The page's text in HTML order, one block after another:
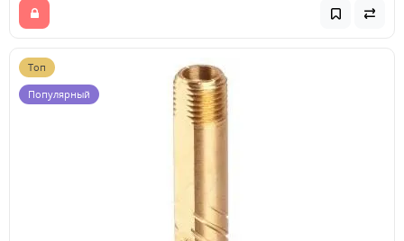
Топ
Популярный